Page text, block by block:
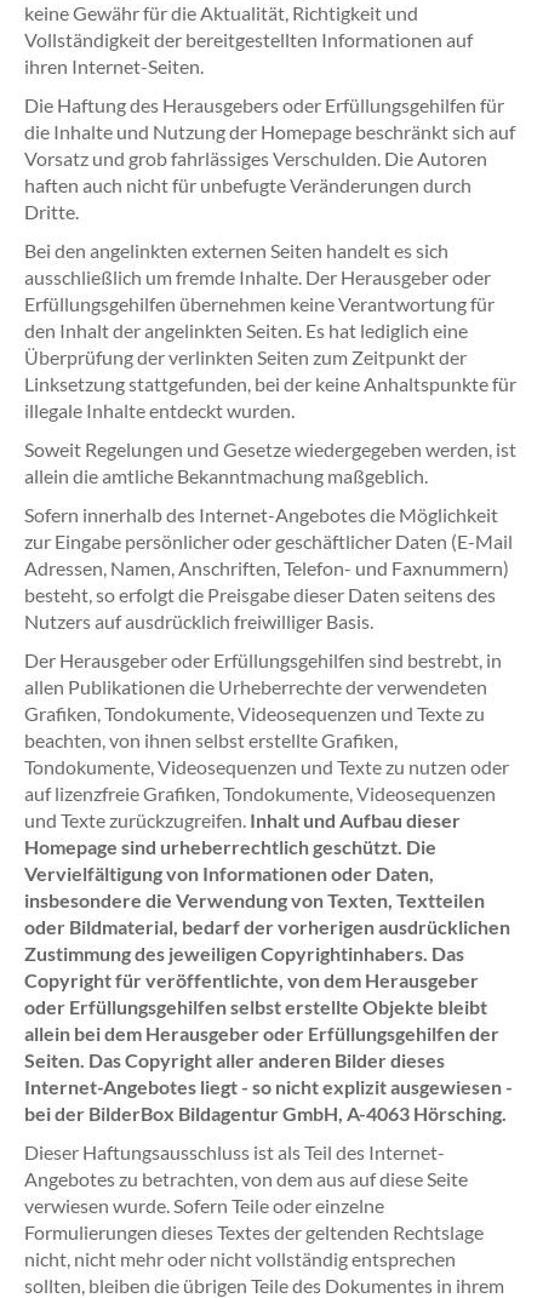
keine Gewähr für die Aktualität, Richtigkeit und
Vollständigkeit der bereitgestellten Informationen auf
ihren Internet-Seiten.
Die Haftung des Herausgebers oder Erfüllungsgehilfen für
die Inhalte und Nutzung der Homepage beschränkt sich auf
Vorsatz und grob fahrlässiges Verschulden. Die Autoren
haften auch nicht für unbefugte Veränderungen durch
Dritte.
Bei den angelinkten externen Seiten handelt es sich
ausschließlich um fremde Inhalte. Der Herausgeber oder
Erfüllungsgehilfen übernehmen keine Verantwortung für
den Inhalt der angelinkten Seiten. Es hat lediglich eine
Überprüfung der verlinkten Seiten zum Zeitpunkt der
Linksetzung stattgefunden, bei der keine Anhaltspunkte für
illegale Inhalte entdeckt wurden.
Soweit Regelungen und Gesetze wiedergegeben werden, ist
allein die amtliche Bekanntmachung maßgeblich.
Sofern innerhalb des Internet-Angebotes die Möglichkeit
zur Eingabe persönlicher oder geschäftlicher Daten (E-Mail
Adressen, Namen, Anschriften, Telefon- und Faxnummern)
besteht, so erfolgt die Preisgabe dieser Daten seitens des
Nutzers auf ausdrücklich freiwilliger Basis.
Der Herausgeber oder Erfüllungsgehilfen sind bestrebt, in
allen Publikationen die Urheberrechte der verwendeten
Grafiken, Tondokumente, Videosequenzen und Texte zu
beachten, von ihnen selbst erstellte Grafiken,
Tondokumente, Videosequenzen und Texte zu nutzen oder
auf lizenzfreie Grafiken, Tondokumente, Videosequenzen
und Texte zurückzugreifen. Inhalt und Aufbau dieser
Homepage sind urheberrechtlich geschützt. Die
Vervielfältigung von Informationen oder Daten,
insbesondere die Verwendung von Texten, Textteilen
oder Bildmaterial, bedarf der vorherigen ausdrücklichen
Zustimmung des jeweiligen Copyrightinhabers. Das
Copyright für veröffentlichte, von dem Herausgeber
oder Erfüllungsgehilfen selbst erstellte Objekte bleibt
allein bei dem Herausgeber oder Erfüllungsgehilfen der
Seiten. Das Copyright aller anderen Bilder dieses
Internet-Angebotes liegt - so nicht explizit ausgewiesen -
bei der BilderBox Bildagentur GmbH, A-4063 Hörsching.
Dieser Haftungsausschluss ist als Teil des Internet-
Angebotes zu betrachten, von dem aus auf diese Seite
verwiesen wurde. Sofern Teile oder einzelne
Formulierungen dieses Textes der geltenden Rechtslage
nicht, nicht mehr oder nicht vollständig entsprechen
sollten, bleiben die übrigen Teile des Dokumentes in ihrem